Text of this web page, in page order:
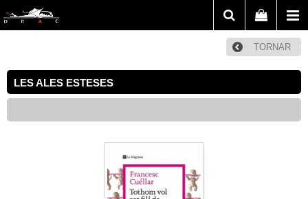
TORNAR
LES ALES ESTESES